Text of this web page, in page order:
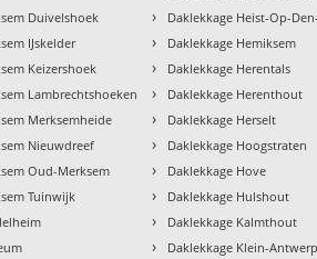
Duivelshoek
IJskelder
Keizershoek
Lambrechtshoeken
Merksemheide
Nieuwdreef
Oud-Merksem
Tuinwijk
› Daklekkage Heist-Op-
› Daklekkage Hemiksem
› Daklekkage Herentals
› Daklekkage Herenthout
› Daklekkage Herselt
› Daklekkage Hoogstraten
› Daklekkage Hove
› Daklekkage Hulshout
› Daklekkage Kalmthout
› Daklekkage Klein-